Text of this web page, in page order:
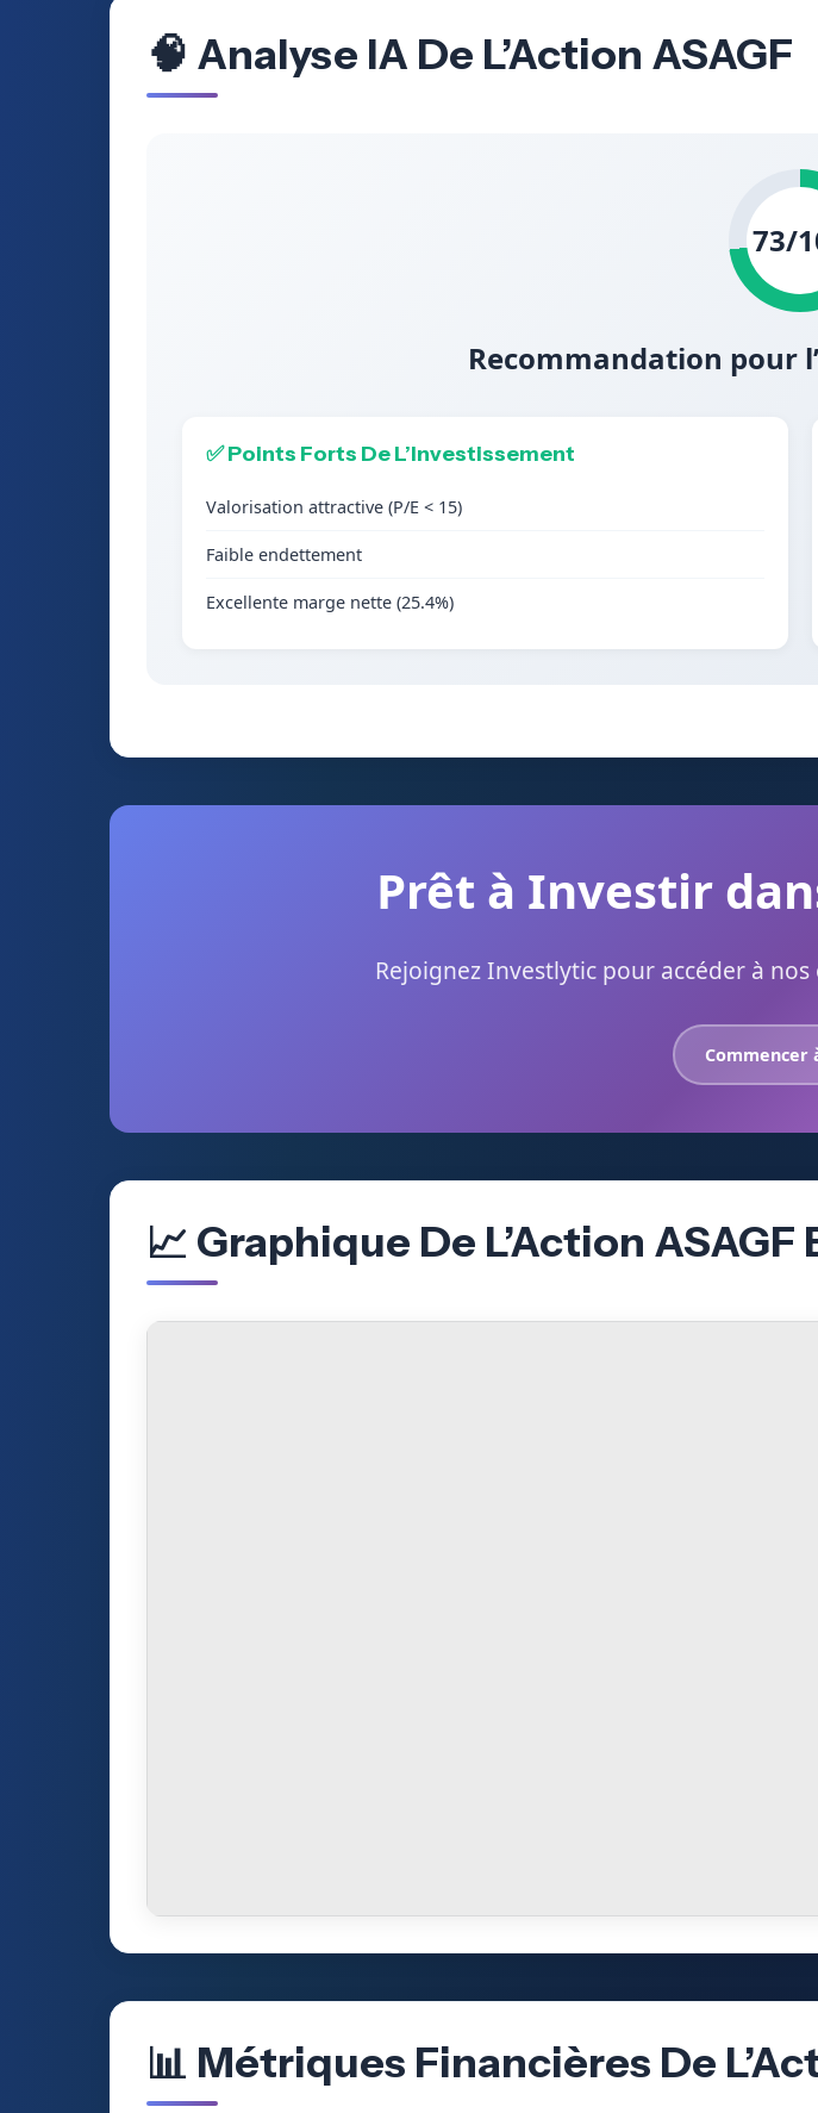
🧠 Analyse IA De L’Action ASAGF
73/
Recommandation pour
✅ Points Forts De L’Investissement
Valorisation attractive (P/E < 15)
Faible endettement
Excellente marge nette (25.4%)
Prêt à Investir
Rejoignez Investlytic pour accéder à
Commencer
📈 Graphique De L’Action ASAGF
📊 Métriques Financières De